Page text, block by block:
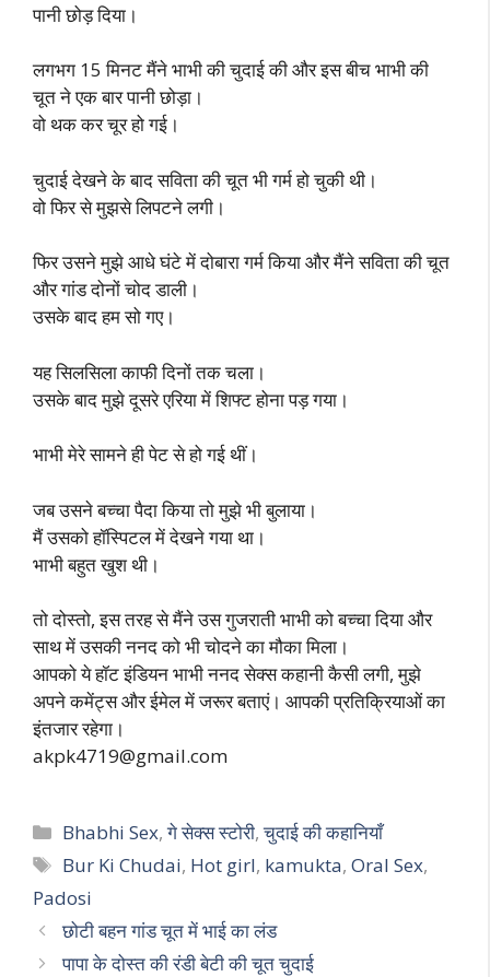
पानी छोड़ दिया।
लगभग 15 मिनट मैंने भाभी की चुदाई की और इस बीच भाभी की
चूत ने एक बार पानी छोड़ा।
वो थक कर चूर हो गई।
चुदाई देखने के बाद सविता की चूत भी गर्म हो चुकी थी।
वो फिर से मुझसे लिपटने लगी।
फिर उसने मुझे आधे घंटे में दोबारा गर्म किया और मैंने सविता की चूत
और गांड दोनों चोद डाली।
उसके बाद हम सो गए।
यह सिलसिला काफी दिनों तक चला।
उसके बाद मुझे दूसरे एरिया में शिफ्ट होना पड़ गया।
भाभी मेरे सामने ही पेट से हो गई थीं।
जब उसने बच्चा पैदा किया तो मुझे भी बुलाया।
मैं उसको हॉस्पिटल में देखने गया था।
भाभी बहुत खुश थी।
तो दोस्तो, इस तरह से मैंने उस गुजराती भाभी को बच्चा दिया और
साथ में उसकी ननद को भी चोदने का मौका मिला।
आपको ये हॉट इंडियन भाभी ननद सेक्स कहानी कैसी लगी, मुझे
अपने कमेंट्स और ईमेल में जरूर बताएं। आपकी प्रतिक्रियाओं का
इंतजार रहेगा।
akpk4719@gmail.com
Categories
Bhabhi Sex,गे सेक्स स्टोरी,चुदाई की कहानियाँ
Tags
Bur Ki Chudai, Hot girl, kamukta,Oral Sex,
Padosi
छोटी बहन गांड चूत में भाई का लंड
पापा के दोस्त की रंडी बेटी की चूत चुदाई